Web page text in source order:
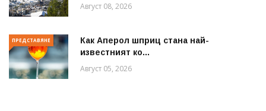
Август 08, 2026
ПРЕДСТАВЯНЕ
Как Аперол шприц стана най-
известният ко...
Август 05, 2026